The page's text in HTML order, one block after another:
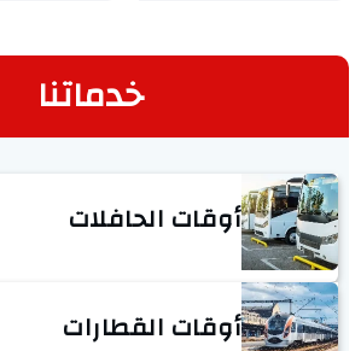
خدماتنا
أوقات الحافلات
أوقات القطارات